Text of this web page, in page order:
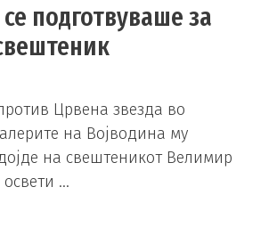
подготвуваше за
Црвена звезда во
на Војводина му
на свештеникот Велимир
освети …